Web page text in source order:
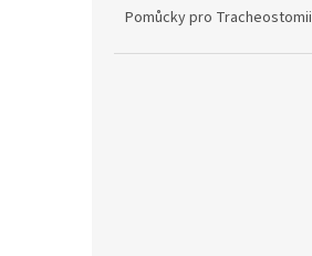
Pomůcky pro Tracheostomii